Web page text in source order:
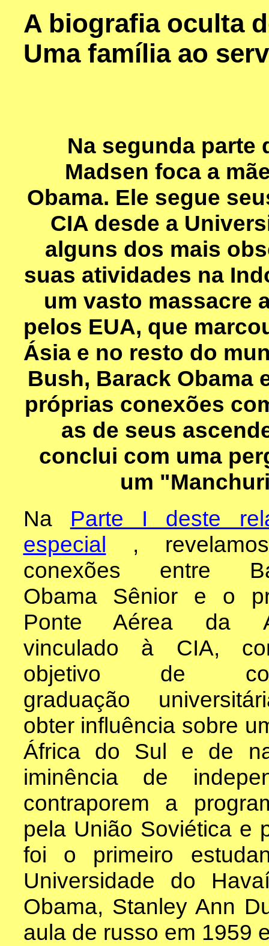
A biografia oculta
Uma família ao
Na segunda parte
Madsen foca a
Obama. Ele segue
CIA desde a
alguns dos mais
suas atividades na
um vasto massacre
pelos EUA, que
Ásia e no resto do
Bush, Barack Obama
próprias conexões
as de seus
conclui com uma
um
Na Parte I deste
especial ,
conexões entre
Obama Sênior e o
Ponte Aérea da
vinculado à CIA,
objetivo de
graduação
obter influência sobre
África do Sul e de
iminência de
contraporem a
pela União Soviética e
foi o primeiro
Universidade do
Obama, Stanley Ann
aula de russo em 1959